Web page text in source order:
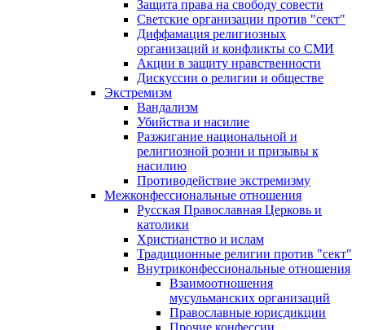
Защита права на свободу совести
Светские организации против "сект"
Диффамация религиозных
организаций и конфликты со СМИ
Акции в защиту нравственности
Дискуссии о религии и обществе
Экстремизм
Вандализм
Убийства и насилие
Разжигание национальной и
религиозной розни и призывы к
насилию
Противодействие экстремизму
Межконфессиональные отношения
Русская Православная Церковь и
католики
Христианство и ислам
Традиционные религии против "сект"
Внутриконфессиональные отношения
Взаимоотношения
мусульманских организаций
Православные юрисдикции